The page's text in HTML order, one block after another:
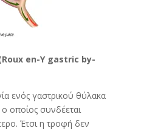
en-Y gastric by-
ενός γαστρικού θύλακα
οποίος συνδέεται
Έτσι η τροφή δεν